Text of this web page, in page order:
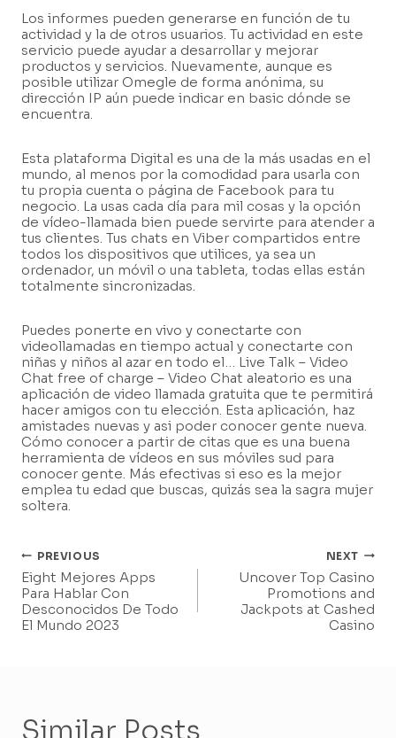
Los informes pueden generarse en función de tu
actividad y la de otros usuarios. Tu actividad en este
servicio puede ayudar a desarrollar y mejorar
productos y servicios. Nuevamente, aunque es
posible utilizar Omegle de forma anónima, su
dirección IP aún puede indicar en basic dónde se
encuentra.
Esta plataforma Digital es una de la más usadas en el
mundo, al menos por la comodidad para usarla con
tu propia cuenta o página de Facebook para tu
negocio. La usas cada día para mil cosas y la opción
de vídeo-llamada bien puede servirte para atender a
tus clientes. Tus chats en Viber compartidos entre
todos los dispositivos que utilices, ya sea un
ordenador, un móvil o una tableta, todas ellas están
totalmente sincronizadas.
Puedes ponerte en vivo y conectarte con
videollamadas en tiempo actual y conectarte con
niñas y niños al azar en todo el… Live Talk – Video
Chat free of charge – Video Chat aleatorio es una
aplicación de video llamada gratuita que te permitirá
hacer amigos con tu elección. Esta aplicación, haz
amistades nuevas y asi poder conocer gente nueva.
Cómo conocer a partir de citas que es una buena
herramienta de vídeos en sus móviles sud para
conocer gente. Más efectivas si eso es la mejor
emplea tu edad que buscas, quizás sea la sagra mujer
soltera.
Post
Navigation
PREVIOUS
Eight Mejores Apps
Para Hablar Con
Desconocidos De Todo
El Mundo 2023
NEXT
Uncover Top Casino
Promotions and
Jackpots at Cashed
Casino
Similar Posts